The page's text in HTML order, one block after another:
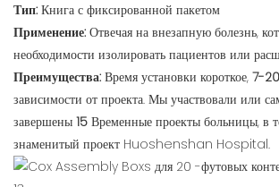
Тип: Книга с фиксированной пакетом
Применение: Отвечая на внезапную болезнь,
необходимости изолировать пациентов или
Преимущества: Время установки короткое, 7-
зависимости от проекта. Мы участвовали или
завершены 15 Временные проекты больницы, в
знаменитый проект Huoshenshan Hospital.